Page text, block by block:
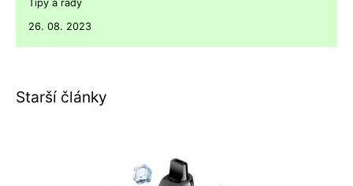
Tipy a rady
26. 08. 2023
Starší články